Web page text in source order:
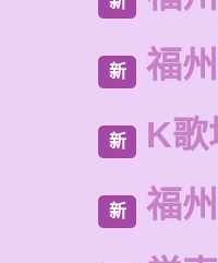
新 福
新 K歌
新 福